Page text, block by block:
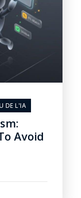
DE L'IA
Avoid